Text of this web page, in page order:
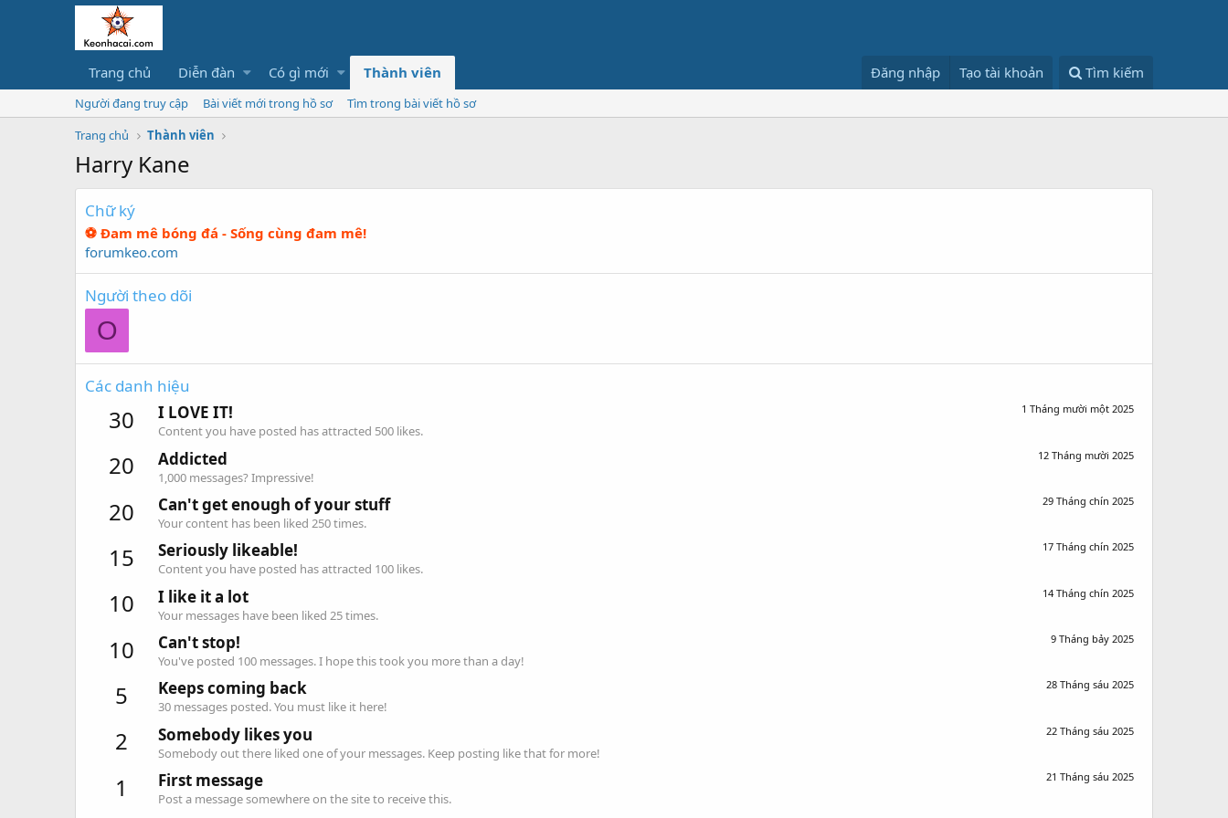
Trang chủ Diễn đàn Có gì mới Thành viên Đăng nhập Tạo tài khoản Tìm kiếm
Người đang truy cập Bài viết mới trong hồ sơ
Tìm trong bài viết hồ sơ
Trang chủ
Thành viên
Harry Kane
Chữ ký
⚽ Đam mê bóng đá - Sống cùng đam mê!
forumkeo.com
Người theo dõi
O
Các danh hiệu
30 1 Tháng mười một 2025
I LOVE IT!
Content you have posted has attracted 500 likes.
20 12 Tháng mười 2025
Addicted
1,000 messages? Impressive!
20 29 Tháng chín 2025
Can't get enough of your stuff
Your content has been liked 250 times.
15 17 Tháng chín 2025
Seriously likeable!
Content you have posted has attracted 100 likes.
10 14 Tháng chín 2025
I like it a lot
Your messages have been liked 25 times.
10 9 Tháng bảy 2025
Can't stop!
You've posted 100 messages. I hope this took you more than a day!
5 28 Tháng sáu 2025
Keeps coming back
30 messages posted. You must like it here!
2 22 Tháng sáu 2025
Somebody likes you
Somebody out there liked one of your messages. Keep posting like that for more!
1 21 Tháng sáu 2025
First message
Post a message somewhere on the site to receive this.